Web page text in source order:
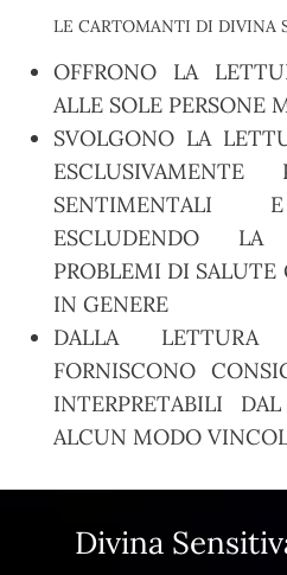
LE CARTOMANTI DI DIVINA
OFFRONO LA
ALLE SOLE PERSONE
SVOLGONO LA
SENTIMENTALI
ESCLUDENDO
PROBLEMI DI SALUTE
IN GENERE
DALLA
FORNISCONO
INTERPRETABILI
ALCUN MODO
Divina